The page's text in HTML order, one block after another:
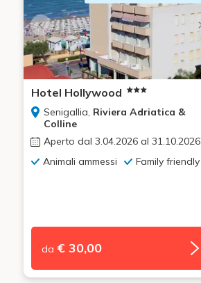
Hotel Hollywood
Senigallia, Riviera Adriatica &
Colline
Aperto dal 3.04.2026 al 31.10.2026
Animali ammessi
Family friendly
da € 30,00